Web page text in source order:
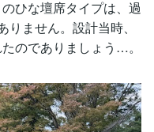
ひな壇席タイプは、過
ません。設計当時、
のでありましょう…。